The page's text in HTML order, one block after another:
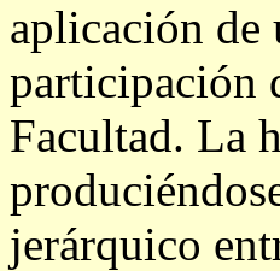
aplicación de
participación
Facultad. La
jerárquico